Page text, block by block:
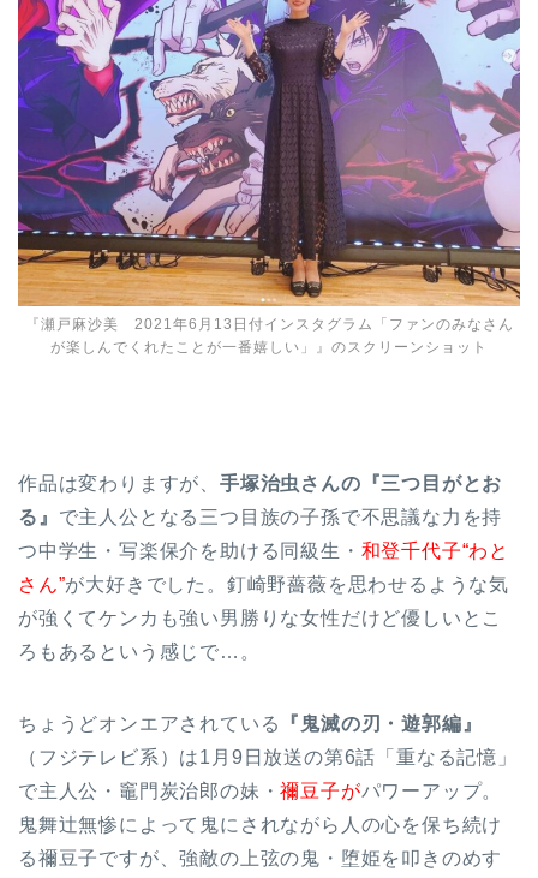
『瀬戸麻沙美 2021年6月13日付インスタグラム「ファンのみなさん
が楽しんでくれたことが一番嬉しい」』のスクリーンショット
作品は変わりますが、 手塚治虫さんの『三つ目がとお
る』 で主人公となる三つ目族の子孫で不思議な力を持
つ中学生・写楽保介を助ける同級生・ 和登千代子“わと
さん”が大好きでした。釘崎野薔薇を思わせるような気
が強くてケンカも強い男勝りな女性だけど優しいとこ
ろもあるという感じで…。
ちょうどオンエアされている
『鬼滅の刃・遊郭編』
（フジテレビ系）は1月9日放送の第6話「重なる記憶」
で主人公・竈門炭治郎の妹・禰豆子がパワーアップ。
鬼舞辻無惨によって鬼にされながら人の心を保ち続け
る禰豆子ですが、強敵の上弦の鬼・堕姫を叩きのめす